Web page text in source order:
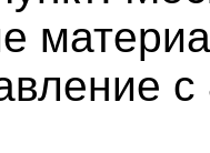
с